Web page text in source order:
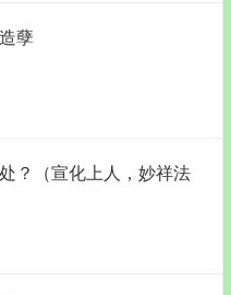
孽
？（宣化上人，妙祥法